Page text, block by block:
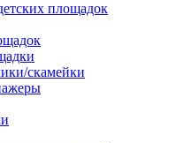
площадок
скамейки